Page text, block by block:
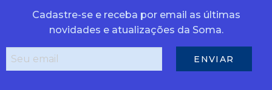
Cadastre-se e receba por email as últimas
novidades e atualizações da Soma.